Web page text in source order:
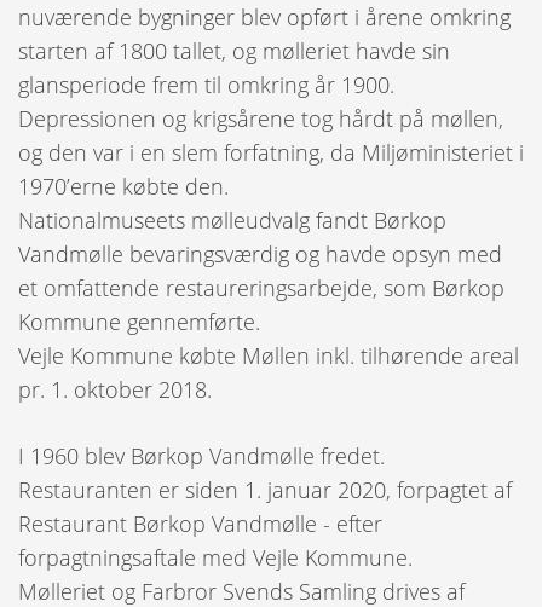
nuværende bygninger blev opført i årene omkring
starten af 1800 tallet, og mølleriet havde sin
glansperiode frem til omkring år 1900.
Depressionen og krigsårene tog hårdt på møllen,
og den var i en slem forfatning, da Miljøministeriet i
1970’erne købte den.
Nationalmuseets mølleudvalg fandt Børkop
Vandmølle bevaringsværdig og havde opsyn med
et omfattende restaureringsarbejde, som Børkop
Kommune gennemførte.
Vejle Kommune købte Møllen inkl. tilhørende areal
pr. 1. oktober 2018.
I 1960 blev Børkop Vandmølle fredet.
Restauranten er siden 1. januar 2020, forpagtet af
Restaurant Børkop Vandmølle - efter
forpagtningsaftale med Vejle Kommune.
Mølleriet og Farbror Svends Samling drives af